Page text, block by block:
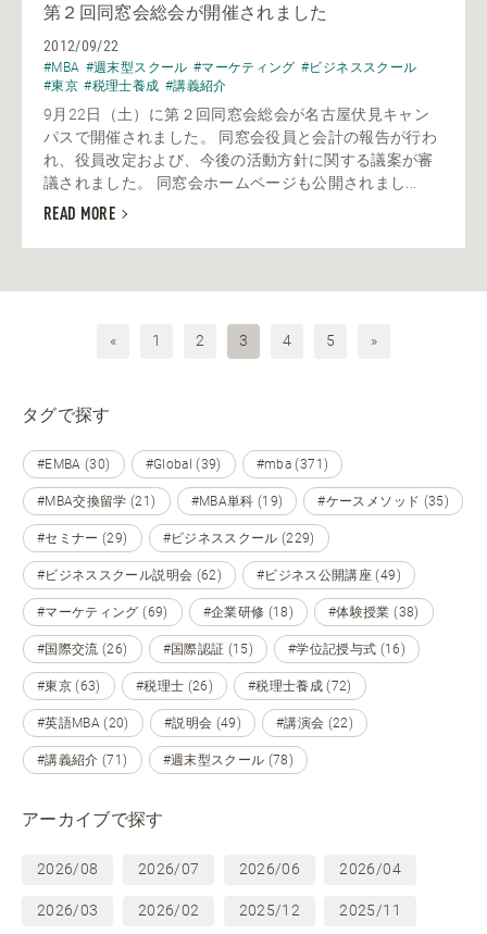
第２回同窓会総会が開催されました
2012/09/22
#MBA #週末型スクール #マーケティング #ビジネススクール
#東京 #税理士養成 #講義紹介
9月22日（土）に第２回同窓会総会が名古屋伏見キャン
パスで開催されました。 同窓会役員と会計の報告が行わ
れ、役員改定および、今後の活動方針に関する議案が審
議されました。 同窓会ホームページも公開されまし...
READ MORE
« 1 2 3 4 5 »
タグで探す
#EMBA (30) #Global (39) #mba (371)
#MBA交換留学 (21) #MBA単科 (19) #ケースメソッド (35)
#セミナー (29) #ビジネススクール (229)
#ビジネススクール説明会 (62) #ビジネス公開講座 (49)
#マーケティング (69) #企業研修 (18) #体験授業 (38)
#国際交流 (26) #国際認証 (15) #学位記授与式 (16)
#東京 (63) #税理士 (26) #税理士養成 (72)
#英語MBA (20) #説明会 (49) #講演会 (22)
#講義紹介 (71) #週末型スクール (78)
アーカイブで探す
2026/08 2026/07 2026/06 2026/04
2026/03 2026/02 2025/12 2025/11